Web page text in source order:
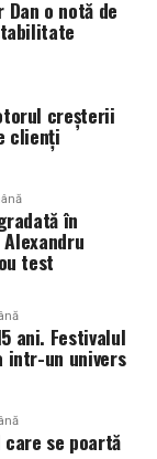
,de la
Azaleea
vor
actrițele
Decu.
dinIași
Azaleea
în Cinema
sunt
o notă de
creșterii
clienți
în
test
ani. Festivalul
intr-un univers
care se poartă